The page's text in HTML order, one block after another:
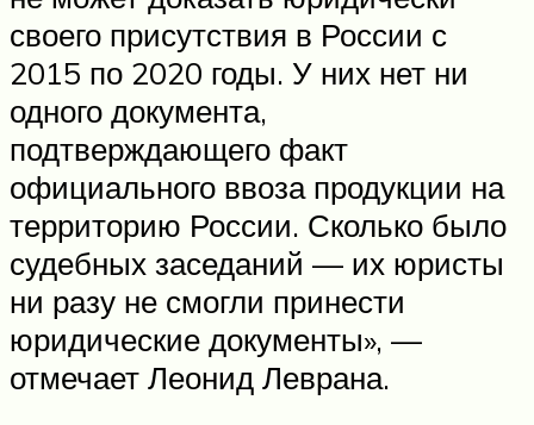
своего присутствия в России с
2015 по 2020 годы. У них нет ни
одного документа,
подтверждающего факт
официального ввоза продукции на
территорию России. Сколько было
судебных заседаний — их юристы
ни разу не смогли принести
юридические документы», —
отмечает Леонид Леврана.